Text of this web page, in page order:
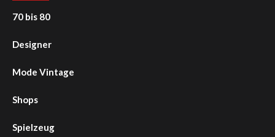
70 bis 80
Designer
Mode Vintage
Shops
Spielzeug